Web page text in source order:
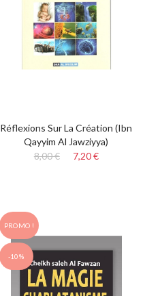
Réflexions Sur La Création (Ibn
Qayyim Al Jawziyya)
8,00 €
7,20 €
PROMO !
-10%